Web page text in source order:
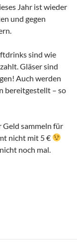
Jahr ist wieder
und gegen
sind wie
Gläser sind
Auch werden
bereitgestellt – so
Geld sammeln für
nicht mit 5 €
noch mal.
wieder – auch